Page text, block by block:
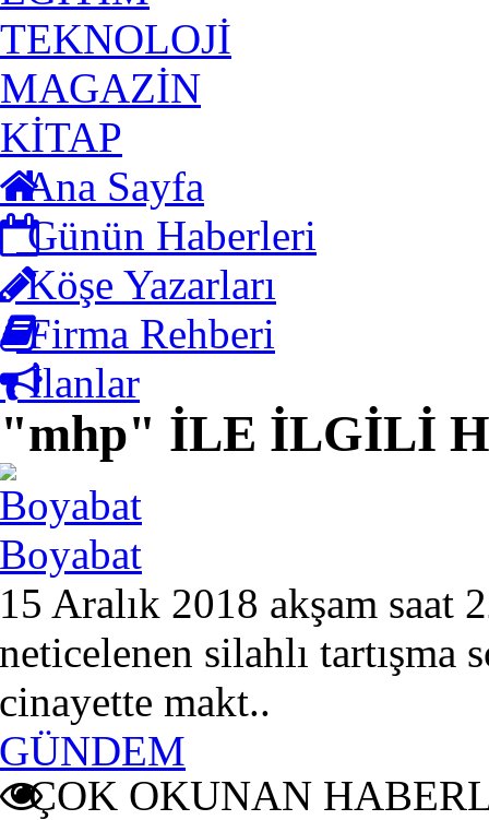
TEKNOLOJİ
MAGAZİN
KİTAP
Ana Sayfa
Günün Haberleri
Köşe Yazarları
Firma Rehberi
İlanlar
"mhp" İLE İLGİLİ
Boyabat
15 Aralık 2018 akşam saat
neticelenen silahlı tartışma
cinayette makt..
GÜNDEM
ÇOK OKUNAN